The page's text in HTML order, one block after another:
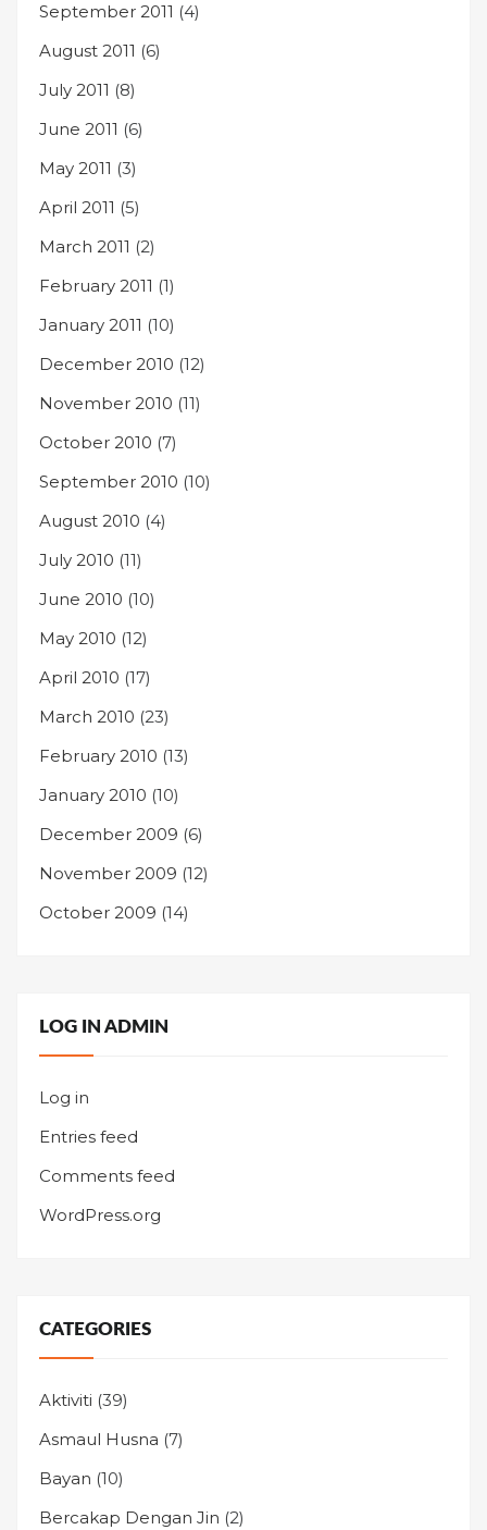
September 2011 (4)
August 2011 (6)
July 2011 (8)
June 2011 (6)
May 2011 (3)
April 2011 (5)
March 2011 (2)
February 2011 (1)
January 2011 (10)
December 2010 (12)
November 2010 (11)
October 2010 (7)
September 2010 (10)
August 2010 (4)
July 2010 (11)
June 2010 (10)
May 2010 (12)
April 2010 (17)
March 2010 (23)
February 2010 (13)
January 2010 (10)
December 2009 (6)
November 2009 (12)
October 2009 (14)
LOG IN ADMIN
Log in
Entries feed
Comments feed
WordPress.org
CATEGORIES
Aktiviti (39)
Asmaul Husna (7)
Bayan (10)
Bercakap Dengan Jin (2)